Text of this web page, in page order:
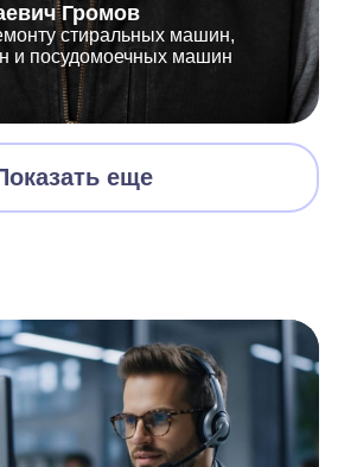
Громов
стиральных машин,
и посудомоечных машин
еще